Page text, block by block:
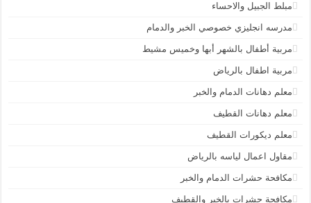
مبلط الجبيل والاحساء
مدرسه انجليزي خصوصي الخبر والدمام
مربية أطفال بالشهر أبها وخميس مشيط
مربية اطفال بالرياض
معلم دهانات الدمام والخبر
معلم دهانات القطيف
معلم ديكورات القطيف
مقاول اعمال لياسه بالرياض
مكافحة حشرات الدمام والخبر
مكافحة حشرات بالخبر والقطيف